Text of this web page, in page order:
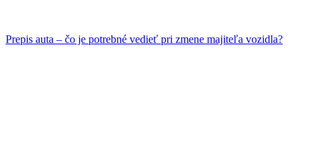
Prepis auta – čo je potrebné vedieť pri zmene majiteľa vozidla?